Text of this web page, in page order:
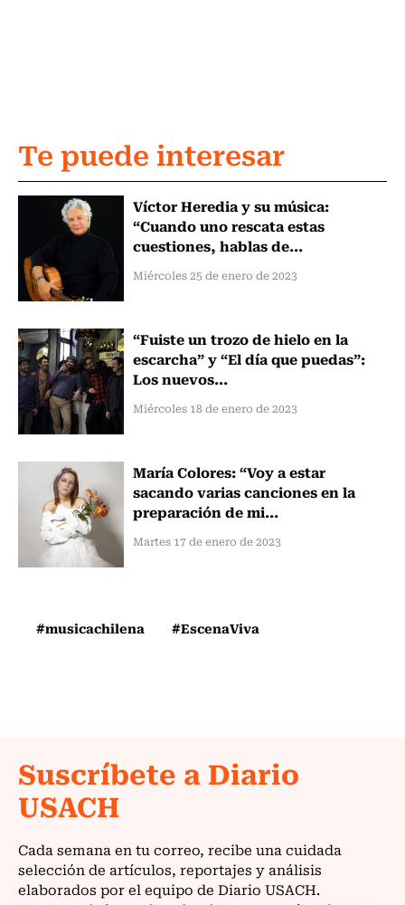
Te puede interesar
Víctor Heredia y su música:
“Cuando uno rescata estas
cuestiones, hablas de...
Miércoles 25 de enero de 2023
“Fuiste un trozo de hielo en la
escarcha” y “El día que puedas”:
Los nuevos...
Miércoles 18 de enero de 2023
María Colores: “Voy a estar
sacando varias canciones en la
preparación de mi...
Martes 17 de enero de 2023
#musicachilena #EscenaViva